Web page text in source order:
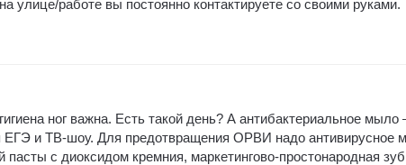
улице/работе вы постоянно контактируете со своими руками.
ног важна. Есть такой день? А антибактериальное
ЕГЭ и ТВ-шоу. Для предотвращения ОРВИ надо антивирусное
с диоксидом кремния, маркетингово-простонародная